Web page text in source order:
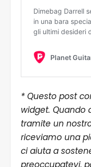
* Questo post
widget. Quando
tramite un
riceviamo una
ci aiuta a
preoccupatevi,